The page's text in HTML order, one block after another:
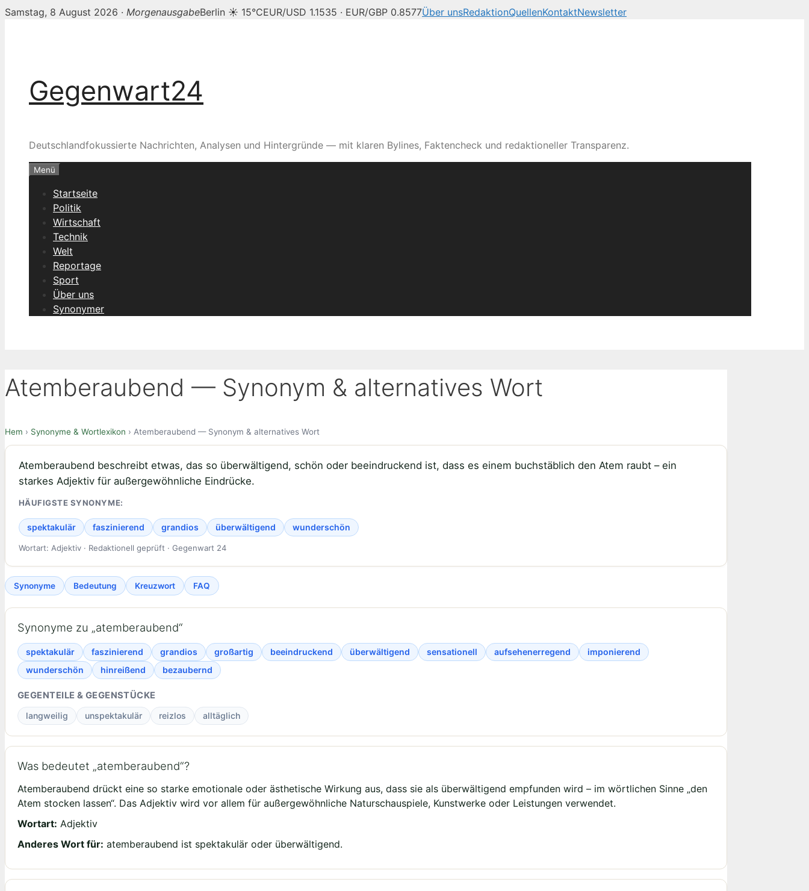
Samstag, 8 August 2026 · MorgenausgabeBerlin ☀ 15°CEUR/USD 1.1535 · EUR/GBP 0.8577Über unsRedaktionQuellenKontaktNewsletter
Gegenwart24
Deutschlandfokussierte Nachrichten, Analysen und Hintergründe — mit klaren Bylines, Faktencheck und redaktioneller Transparenz.
Menü
Startseite
Politik
Wirtschaft
Technik
Welt
Reportage
Sport
Über uns
Synonymer
Atemberaubend — Synonym & alternatives Wort
Hem › Synonyme & Wortlexikon › Atemberaubend — Synonym & alternatives Wort
Atemberaubend beschreibt etwas, das so überwältigend, schön oder beeindruckend ist, dass es einem buchstäblich den Atem raubt – ein
starkes Adjektiv für außergewöhnliche Eindrücke.
HÄUFIGSTE SYNONYME:
spektakulär faszinierend grandios überwältigend wunderschön
Wortart: Adjektiv · Redaktionell geprüft · Gegenwart 24
Synonyme Bedeutung Kreuzwort FAQ
Synonyme zu „atemberaubend“
spektakulär faszinierend grandios großartig beeindruckend überwältigend sensationell aufsehenerregend
imponierend
wunderschön
hinreißend bezaubernd
GEGENTEILE & GEGENSTÜCKE
langweilig unspektakulär reizlos alltäglich
Was bedeutet „atemberaubend“?
Atemberaubend drückt eine so starke emotionale oder ästhetische Wirkung aus, dass sie als überwältigend empfunden wird – im wörtlichen Sinne „den
Atem stocken lassen“. Das Adjektiv wird vor allem für außergewöhnliche Naturschauspiele, Kunstwerke oder Leistungen verwendet.
Wortart: Adjektiv
Anderes Wort für: atemberaubend ist spektakulär oder überwältigend.